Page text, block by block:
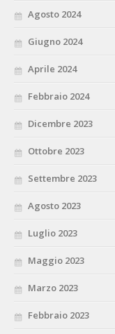
Agosto 2024
Giugno 2024
Aprile 2024
Febbraio 2024
Dicembre 2023
Ottobre 2023
Settembre 2023
Agosto 2023
Luglio 2023
Maggio 2023
Marzo 2023
Febbraio 2023